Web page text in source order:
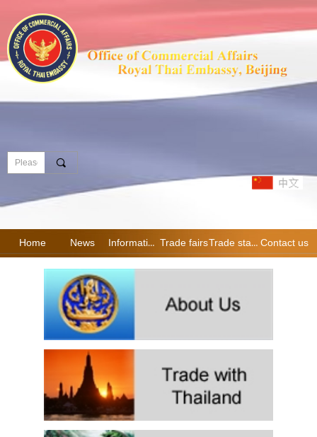
끠
Home News Information Trade fairs Trade statistics Contact us